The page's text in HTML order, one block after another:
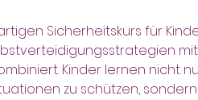
Sicherheitskurs für
Kinder lernen nicht
zu schützen,